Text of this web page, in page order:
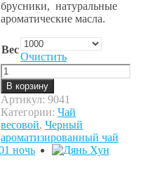
брусники, натуральные
ароматические масла.
Вес
Очистить
Количество
товара
Манго
В корзину
Артикул:9041
Категории:Чай
весовой,Черный
ароматизированный чай